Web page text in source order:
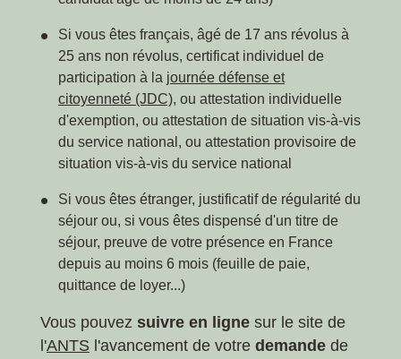
Si vous êtes français, âgé de 17 ans révolus à
25 ans non révolus, certificat individuel de
participation à la journée défense et
citoyenneté (JDC), ou attestation individuelle
d'exemption, ou attestation de situation vis-à-vis
du service national, ou attestation provisoire de
situation vis-à-vis du service national
Si vous êtes étranger, justificatif de régularité du
séjour ou, si vous êtes dispensé d'un titre de
séjour, preuve de votre présence en France
depuis au moins 6 mois (feuille de paie,
quittance de loyer...)
Vous pouvez suivre en ligne sur le site de
l'ANTS l'avancement de votre demande de